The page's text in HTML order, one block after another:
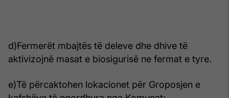
d)Fermerët mbajtës të deleve dhe dhive të
aktivizojnë masat e biosigurisë ne fermat e tyre.
e)Të përcaktohen lokacionet për Groposjen e